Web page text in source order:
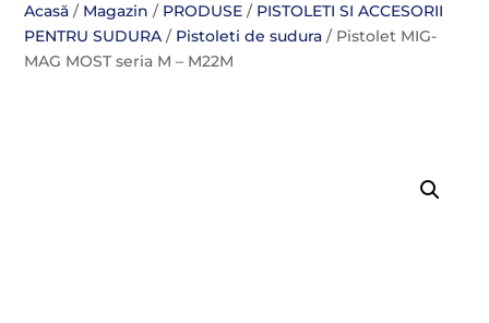
Acasă / Magazin / PRODUSE / PISTOLETI SI ACCESORII
PENTRU SUDURA / Pistoleti de sudura / Pistolet MIG-
MAG MOST seria M – M22M